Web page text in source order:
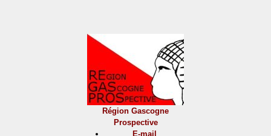
Région Gascogne
Prospective
E-mail